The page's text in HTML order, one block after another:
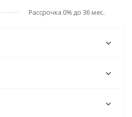
Рассрочка 0% до 36 мес.